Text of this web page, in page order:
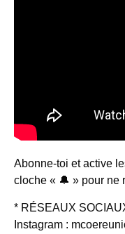
Abonne-toi et active
cloche « 🔔 » pour ne
* RÉSEAUX
Instagram :